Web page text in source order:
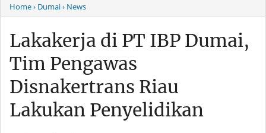
Home› Dumai› News
Lakakerja di PT IBP Dumai,
Tim Pengawas
Disnakertrans Riau
Lakukan Penyelidikan